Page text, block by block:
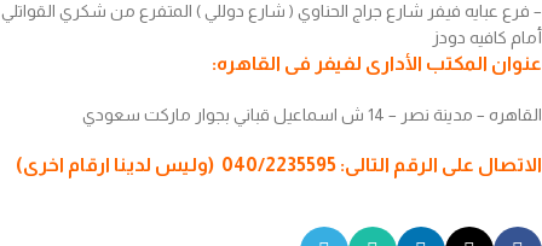
– فرع عبايه فيفر شارع جراج الحناوي ( شارع دوللي ) المتفرع من شكري القواتلي
أمام كافيه دودز
عنوان المكتب الأدارى لفيفر فى القاهره:
القاهره – مدينة نصر – 14 ش اسماعيل قباني بجوار ماركت سعودي
الاتصال على الرقم التالى: 040/2235595 (وليس لدينا ارقام اخرى)